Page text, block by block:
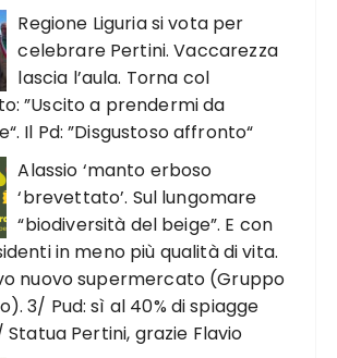
Regione Liguria si vota per
celebrare Pertini. Vaccarezza
lascia l’aula. Torna col
”Uscito a prendermi da
Il Pd: ”Disgustoso affronto“
Alassio ‘manto erboso
‘brevettato’. Sul lungomare
“biodiversità del beige”. E con
in meno più qualità di vita.
nuovo supermercato (Gruppo
3/ Pud: sì al 40% di spiagge
Pertini, grazie Flavio